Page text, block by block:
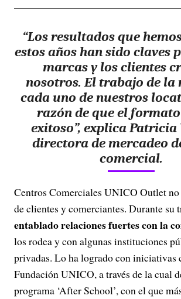
“Los resultados que
estos años han sido claves
marcas y los clientes
nosotros. El trabajo de la
cada uno de nuestros
razón de que el
exitoso”, explica Patricia
directora de mercadeo
comercial.
Centros Comerciales UNICO Outlet
de clientes y comerciantes. Durante su
entablado relaciones fuertes con la
los rodea y con algunas instituciones
privadas. Lo ha logrado con iniciativas
Fundación UNICO, a través de la cual
programa ‘After School’, con el que